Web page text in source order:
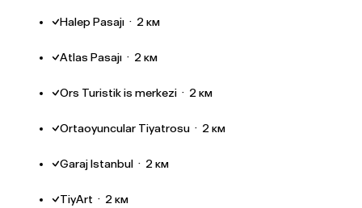
Halep Pasajı · 2 км
Atlas Pasajı · 2 км
Ors Turistik is merkezi · 2 км
Ortaoyuncular Tiyatrosu · 2 км
Garaj Istanbul · 2 км
TiyArt · 2 км